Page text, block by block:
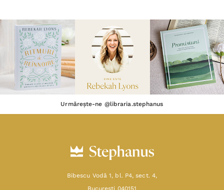
Urmărește-ne @libraria.stephanus
Bibescu Vodă 1, bl. P4, sect. 4,
Bucureşti 040151